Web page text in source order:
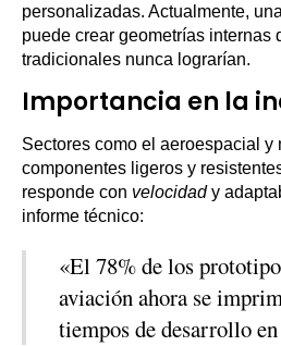
personalizadas. Actualmente,
puede crear geometrías internas
tradicionales nunca lograrían.
Importancia en la
Sectores como el aeroespacial y
componentes ligeros y
responde con velocidady
informe técnico:
«El 78% de los
aviación ahora se
tiempos de desarrollo